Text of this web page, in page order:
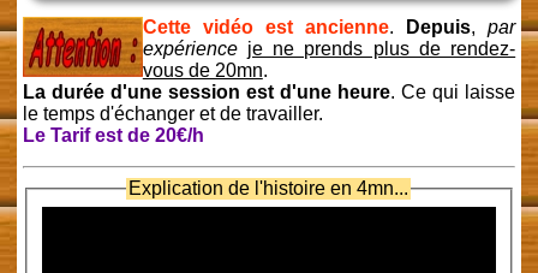
Cette vidéo est ancienne. Depuis,par
expérience je ne prends plus de rendez-
vous de 20mn.
La durée d'une session est d'une heure. Ce qui laisse
le temps d'échanger et de travailler.
Le Tarif est de 20€/h
Explication de l'histoire en 4mn...